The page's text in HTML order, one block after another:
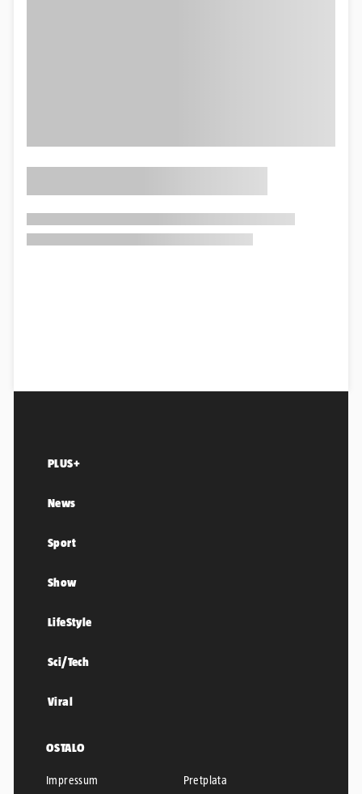
PLUS+
News
Sport
Show
LifeStyle
Sci/Tech
Viral
OSTALO
Impressum Pretplata